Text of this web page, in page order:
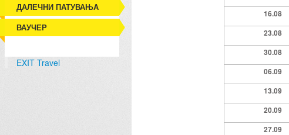
ДАЛЕЧНИ ПАТУВАЊА
ВАУЧЕР
EXIT Travel
16.08
23.08
30.08
06.09
13.09
20.09
27.09